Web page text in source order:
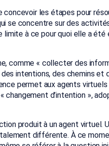
les étapes pour
se concentre sur des
à ce pour quoi elle a été
comme « collecter des
intentions, des chemins et
permet aux agents
d’intention »,
produit à un agent virtuel.
différente. À ce